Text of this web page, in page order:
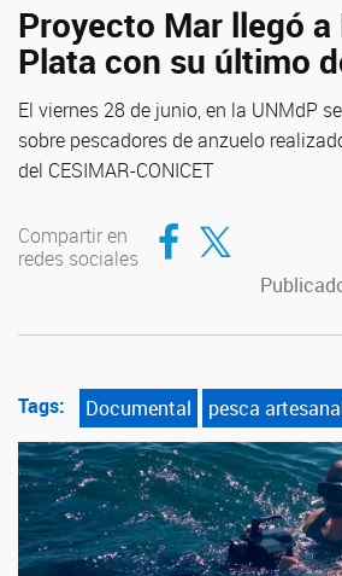
Proyecto Mar llegó a
Plata con su último
El viernes 28 de junio, en la UNMdP
sobre pescadores de anzuelo
del CESIMAR-CONICET
Compartir en
redes sociales
Compartir en Facebook
Compartir en Twitter
Tags: Documental pesca